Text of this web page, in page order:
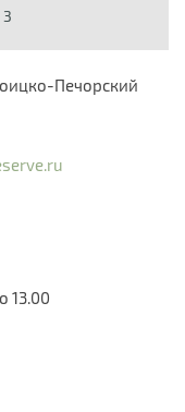
Печорский
13.00​